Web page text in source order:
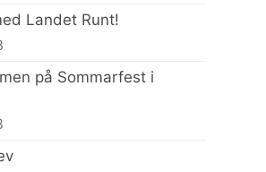
Landet Runt!
på Sommarfest i